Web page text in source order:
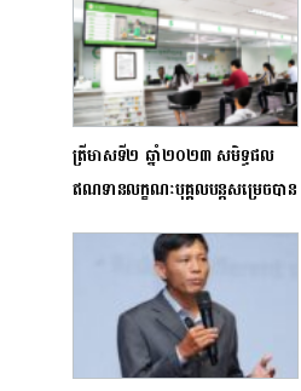
ត្រីមាសទី២ ឆ្នាំ២០២៣ សមិទ្ធផល
ឥណទានលក្ខណៈបុគ្គល​បន្តសម្រេចបាន​